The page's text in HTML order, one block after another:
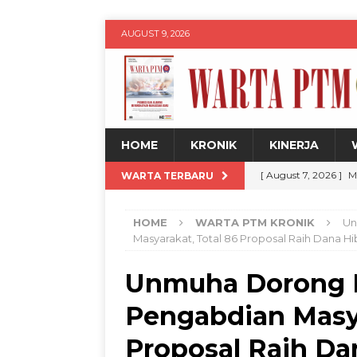
AUGUST 9, 2026
HOME KRONIK KINERJA
WARTA TERBARU [ August 7, 2026 ]
[ August 7, 2026 ]
[ August 7, 2026 ]
untuk Kemajuan
[ August 8, 2026 ]
HOME WARTA PTM KRONIK
Masyarakat, Total 86 Proposal Raih Dana
Unmuha Dorong
Pengabdian
Proposal Raih